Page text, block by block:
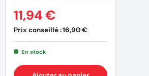
Prix conseillé :16,90 €
11,94 €
En stock